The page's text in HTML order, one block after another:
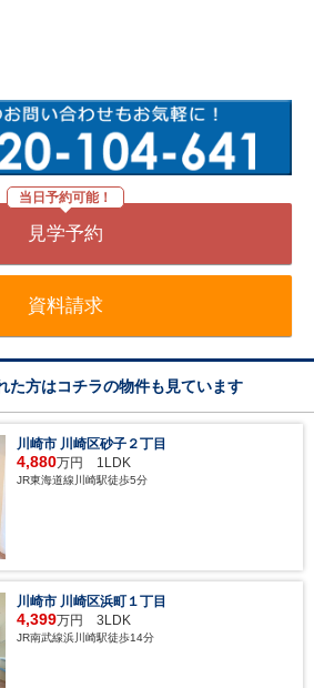
当日予約可能！
見学予約
資料請求
た方はコチラの物件も見ています
川崎市 川崎区砂子２丁目
4,880万円 1LDK
JR東海道線川崎駅徒歩5分
川崎市 川崎区浜町１丁目
4,399万円 3LDK
JR南武線浜川崎駅徒歩14分